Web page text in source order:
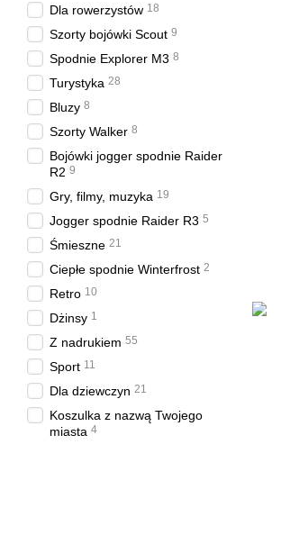
Dla rowerzystów 18
Szorty bojówki Scout 9
Spodnie Explorer M3 8
Turystyka 28
Bluzy 8
Szorty Walker 8
Bojówki jogger spodnie Raider
R2 9
Gry, filmy, muzyka 19
Jogger spodnie Raider R3 5
Śmieszne 21
Ciepłe spodnie Winterfrost 2
Retro 10
Dżinsy 1
Z nadrukiem 55
Sport 11
Dla dziewczyn 21
Koszulka z nazwą Twojego
miasta 4